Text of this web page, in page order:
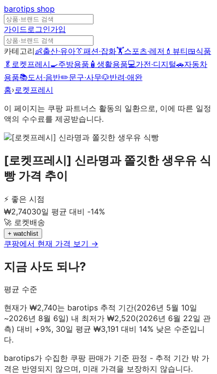
barotips shop
가이드로그인가입
카테고리👶출산·유아👔패션·잡화🏋️스포츠·레저 💄 뷰티🍱식품
🥬 로켓프레시🍳주방용품 🧴 생활용품💻가전·디지털🚗자동차
용품📚도서·음반✏️문구·사무🐶반려·애완
홈›로켓프레시
이 페이지는 쿠팡 파트너스 활동의 일환으로, 이에 따른 일정
액의 수수료를 제공받습니다.
[로켓프레시] 신라명과 쫄깃한 생우유 식
빵가격 추이
⚡ 좋은 시점
₩2,74030일 평균 대비 -14%
🚀 로켓배송
+ watchlist
쿠팡에서 현재 가격 보기 →
지금 사도 되나?
평균 수준
현재가 ₩2,740는 barotips 추적 기간(2026년 5월 10일
~2026년 8월 6일) 내 최저가 ₩2,520(2026년 6월 22일 관
측) 대비 +9%, 30일 평균 ₩3,191 대비 14% 낮은 수준입니
다.
barotips가 수집한 쿠팡 판매가 기준 판정 - 추적 기간 밖 가
격은 반영되지 않으며, 미래 가격을 보장하지 않습니다.